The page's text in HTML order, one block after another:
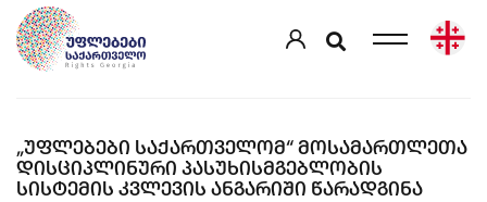
„ᲣᲤᲚᲔᲑᲔᲑᲘ ᲡᲐᲥᲐᲠᲗᲕᲔᲚᲝᲛ“ ᲛᲝᲡᲐᲛᲐᲠᲗᲚᲔᲗᲐ
ᲓᲘᲡᲪᲘᲞᲚᲘᲜᲣᲠᲘ ᲞᲐᲡᲣᲮᲘᲡᲛᲒᲔᲑᲚᲝᲑᲘᲡ
ᲡᲘᲡᲢᲔᲛᲘᲡ ᲙᲕᲚᲔᲕᲘᲡ ᲐᲜᲒᲐᲠᲘᲨᲘ ᲬᲐᲠᲐᲓᲒᲘᲜᲐ